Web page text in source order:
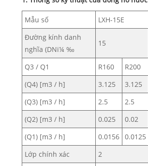
Mẫu số LXH-15E
Đường kính danh
nghĩa (DNï¼ ‰
15
Q3 / Q1 R160 R200
(Q4) [m3 / h]
3.125 3.125
(Q3) [m3 / h]
2.5 2.5
(Q2) [m3 / h]
0.025 0.02
(Q1) [m3 / h]
0.0156 0.0125
Lớp chính xác
2